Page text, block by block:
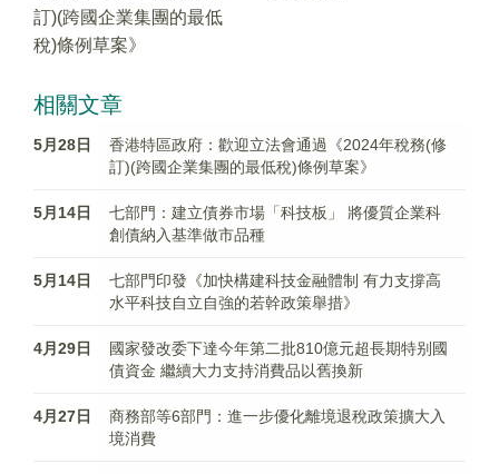
訂)(跨國企業集團的最低
稅)條例草案》
相關文章
5月28日
香港特區政府：歡迎立法會通過《2024年稅務(修
訂)(跨國企業集團的最低稅)條例草案》
5月14日
七部門：建立債券市場「科技板」 將優質企業科
創債納入基準做市品種
5月14日
七部門印發《加快構建科技金融體制 有力支撐高
水平科技自立自強的若幹政策舉措》
4月29日
國家發改委下達今年第二批810億元超長期特别國
債資金 繼續大力支持消費品以舊換新
4月27日
商務部等6部門：進一步優化離境退稅政策擴大入
境消費